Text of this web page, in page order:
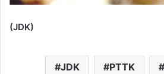
(JDK)
JDK PTTK